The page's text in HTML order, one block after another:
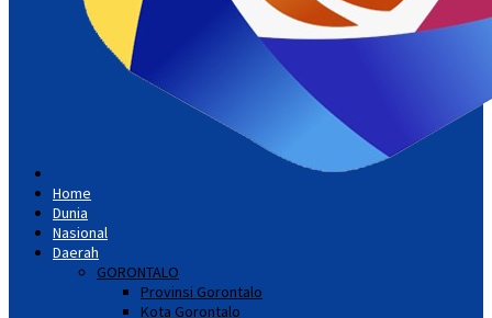
Home
Dunia
Nasional
Daerah
GORONTALO
Provinsi Gorontalo
Kota Gorontalo